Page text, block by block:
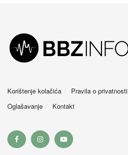
Korištenje kolačića Pravila o privatnosti
Oglašavanje
Kontakt